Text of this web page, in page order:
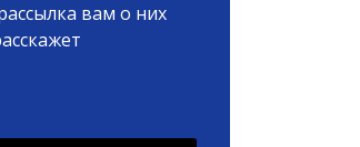
вам о них